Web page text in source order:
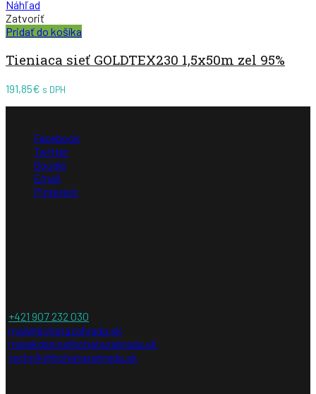
Náhľad
Zatvoriť
Pridať do košíka
Tieniaca sieť GOLDTEX230 1,5x50m zel 95%
191,85€ s DPH
Facebook
Twitter
Google
Email
Pinterest
+421 907 232 030
mail@bohatazahrada.sk
marekdanis@bohatazahrada.sk
technik@bohatazahrada.sk